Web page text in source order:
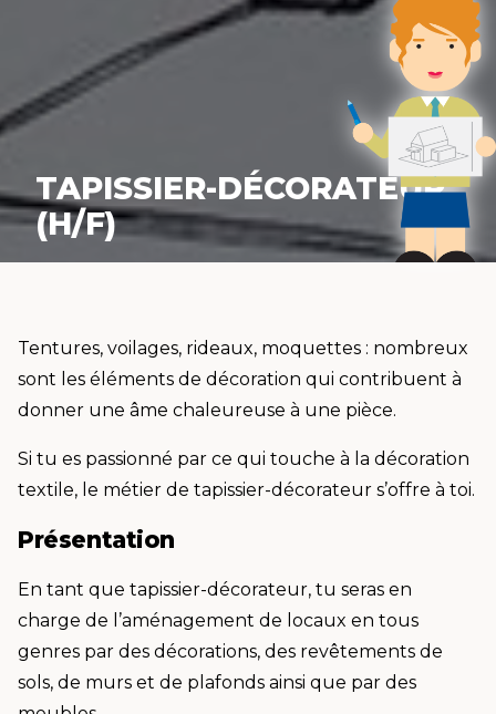
TAPISSIER-DÉCORATEUR
(H/F)
Tentures, voilages, rideaux, moquettes : nombreux
sont les éléments de décoration qui contribuent à
donner une âme chaleureuse à une pièce.
Si tu es passionné par ce qui touche à la décoration
textile, le métier de tapissier-décorateur s’offre à toi.
Présentation
En tant que tapissier-décorateur, tu seras en
charge de l’aménagement de locaux en tous
genres par des décorations, des revêtements de
sols, de murs et de plafonds ainsi que par des